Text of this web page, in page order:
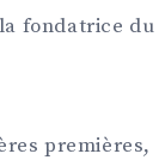
fondatrice du
premières,